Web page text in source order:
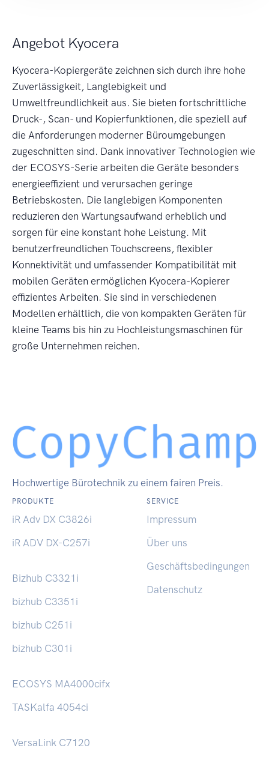
Angebot Kyocera
Kyocera-Kopiergeräte zeichnen sich durch ihre hohe
Zuverlässigkeit, Langlebigkeit und
Umweltfreundlichkeit aus. Sie bieten fortschrittliche
Druck-, Scan- und Kopierfunktionen, die speziell auf
die Anforderungen moderner Büroumgebungen
zugeschnitten sind. Dank innovativer Technologien wie
der ECOSYS-Serie arbeiten die Geräte besonders
energieeffizient und verursachen geringe
Betriebskosten. Die langlebigen Komponenten
reduzieren den Wartungsaufwand erheblich und
sorgen für eine konstant hohe Leistung. Mit
benutzerfreundlichen Touchscreens, flexibler
Konnektivität und umfassender Kompatibilität mit
mobilen Geräten ermöglichen Kyocera-Kopierer
effizientes Arbeiten. Sie sind in verschiedenen
Modellen erhältlich, die von kompakten Geräten für
kleine Teams bis hin zu Hochleistungsmaschinen für
große Unternehmen reichen.
Hochwertige Bürotechnik zu einem fairen Preis.
PRODUKTE
iR Adv DX C3826i
iR ADV DX-C257i
Bizhub C3321i
bizhub C3351i
bizhub C251i
bizhub C301i
ECOSYS MA4000cifx
TASKalfa 4054ci
VersaLink C7120
SERVICE
Impressum
Über uns
Geschäftsbedingungen
Datenschutz